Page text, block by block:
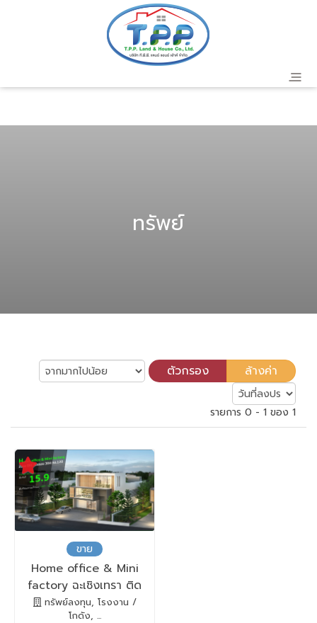
ทรัพย์
รายการ 0 - 1 ของ 1
ขาย
Home office & Mini
factory ฉะเชิงเทรา ติด
ถนน 304
ทรัพย์ลงทุน, โรงงาน /
โกดัง, ...